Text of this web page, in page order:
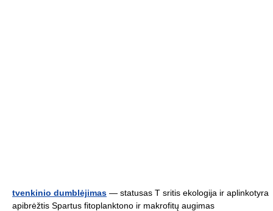
tvenkinio dumblėjimas — statusas T sritis ekologija ir aplinkotyra
apibrėžtis Spartus fitoplanktono ir makrofitų augimas